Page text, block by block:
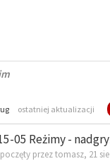
ostatniej aktualizacji
05 Reżimy -
przez tomasz, 21 sie